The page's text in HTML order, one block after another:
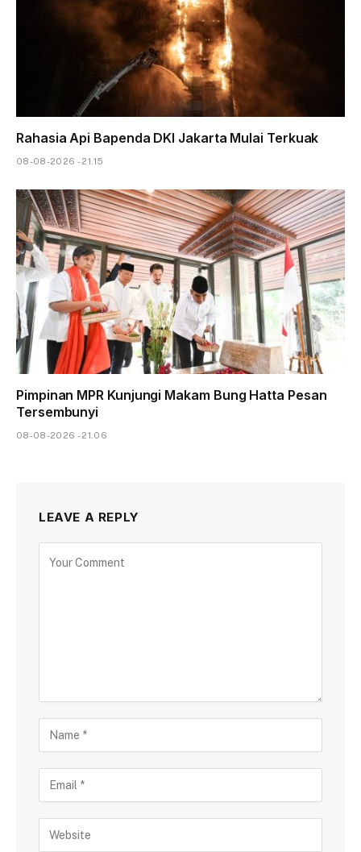
Rahasia Api Bapenda DKI Jakarta Mulai Terkuak
08-08-2026 - 21.15
Pimpinan MPR Kunjungi Makam Bung Hatta Pesan
Tersembunyi
08-08-2026 - 21.06
LEAVE A REPLY